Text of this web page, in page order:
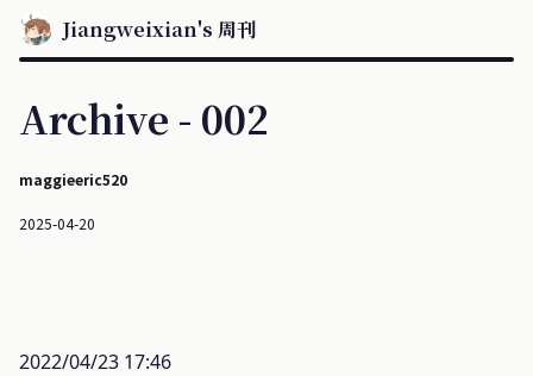
Jiangweixian's 周刊
Archive - 002
maggieeric520
2025-04-20
2022/04/23 17:46